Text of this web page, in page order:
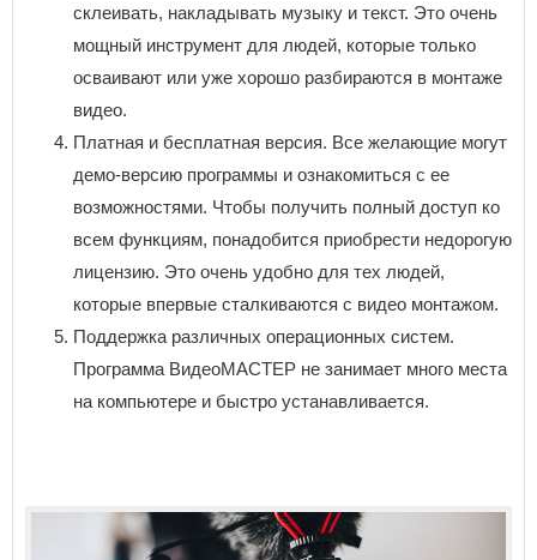
склеивать, накладывать музыку и текст. Это очень
мощный инструмент для людей, которые только
осваивают или уже хорошо разбираются в монтаже
видео.
Платная и бесплатная версия. Все желающие могут
демо-версию программы и ознакомиться с ее
возможностями. Чтобы получить полный доступ ко
всем функциям, понадобится приобрести недорогую
лицензию. Это очень удобно для тех людей,
которые впервые сталкиваются с видео монтажом.
Поддержка различных операционных систем.
Программа ВидеоМАСТЕР не занимает много места
на компьютере и быстро устанавливается.